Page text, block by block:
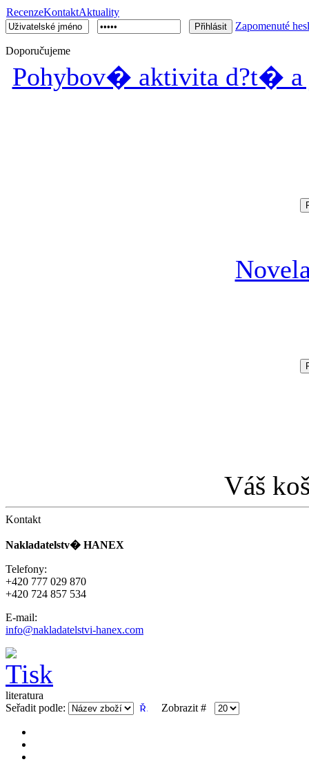
RecenzeKontaktAktuality
Zapomenuté
Doporučujeme
Pohybov� aktivita d?t� a
Váš
Kontakt
Nakladatelstv� HANEX
Telefony:
+420 777 029 870
+420 724 857 534
E-mail:
info@nakladatelstvi-hanex.com
literatura
Seřadit podle:
Zobrazit #